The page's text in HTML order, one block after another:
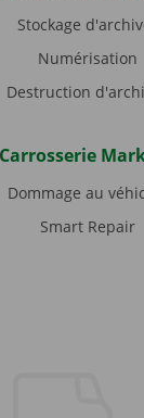
Stockage
Numérisation
Destruction
Carrosserie
Dommage au
Smart Repair